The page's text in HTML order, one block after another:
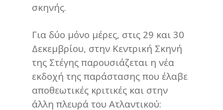
σκηνής.
Για δύο μόνο μέρες, στις 29 και 30
Δεκεμβρίου, στην Κεντρική Σκηνή
της Στέγης παρουσιάζεται η νέα
εκδοχή της παράστασης που έλαβε
αποθεωτικές κριτικές και στην
άλλη πλευρά του Ατλαντικού: